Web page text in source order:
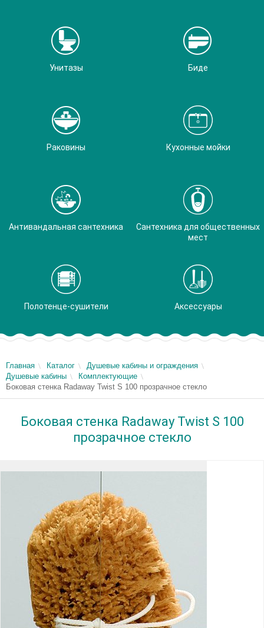
Унитазы Биде
Раковины Кухонные мойки
Антивандальная сантехника
Сантехника для общественных
мест
Полотенце-сушители Аксессуары
Главная Каталог
Душевые кабины и ограждения
Душевые кабины
Комплектующие
Боковая стенка Radaway Twist S 100 прозрачное стекло
Боковая стенка Radaway Twist S 100
прозрачное стекло